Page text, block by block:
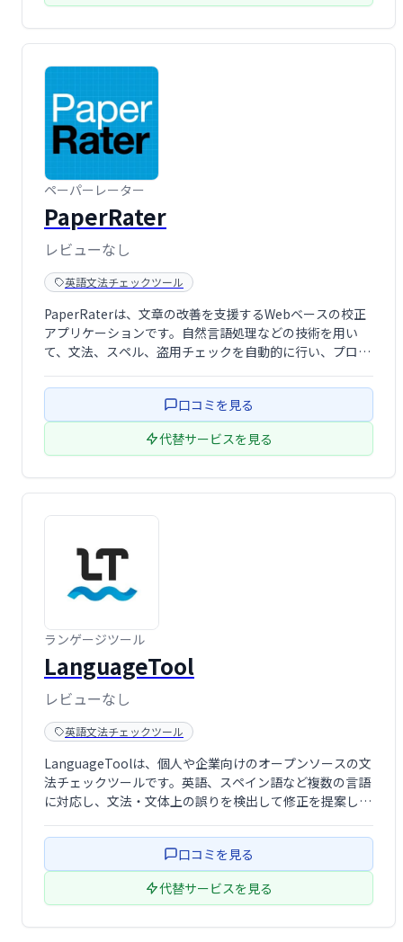
ペーパーレーター
PaperRater
レビューなし
英語文法チェックツール
PaperRaterは、文章の改善を支援するWebベースの校正
アプリケーションです。自然言語処理などの技術を用い
て、文法、スペル、盗用チェックを自動的に行い、プロの
学生や研究者だけでなく、ビジネス文書の作成にも役立
ち、文章の質を高めることで、より効 …
口コミを見る
代替サービスを見る
ランゲージツール
LanguageTool
レビューなし
英語文法チェックツール
LanguageToolは、個人や企業向けのオープンソースの文
法チェックツールです。英語、スペイン語など複数の言語
に対応し、文法・文体上の誤りを検出して修正を提案しま
ため、正確で洗練された文章作成をサポートします。
口コミを見る
代替サービスを見る